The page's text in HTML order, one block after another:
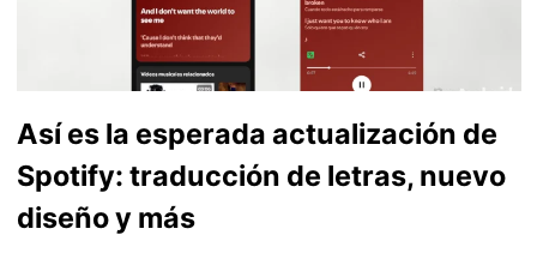
Así es la esperada actualización de
Spotify: traducción de letras, nuevo
diseño y más